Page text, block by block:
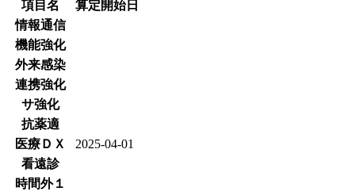
項目名
算定開始日
情報通信
機能強化
外来感染
連携強化
サ強化
抗薬適
医療ＤＸ
2025-04-01
看遠診
時間外１